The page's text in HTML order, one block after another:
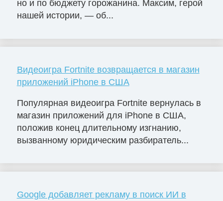
но и по бюджету горожанина. Максим, герой
нашей истории, — об...
Видеоигра Fortnite возвращается в магазин
приложений iPhone в США
Популярная видеоигра Fortnite вернулась в
магазин приложений для iPhone в США,
положив конец длительному изгнанию,
вызванному юридическим разбиратель...
Google добавляет рекламу в поиск ИИ в